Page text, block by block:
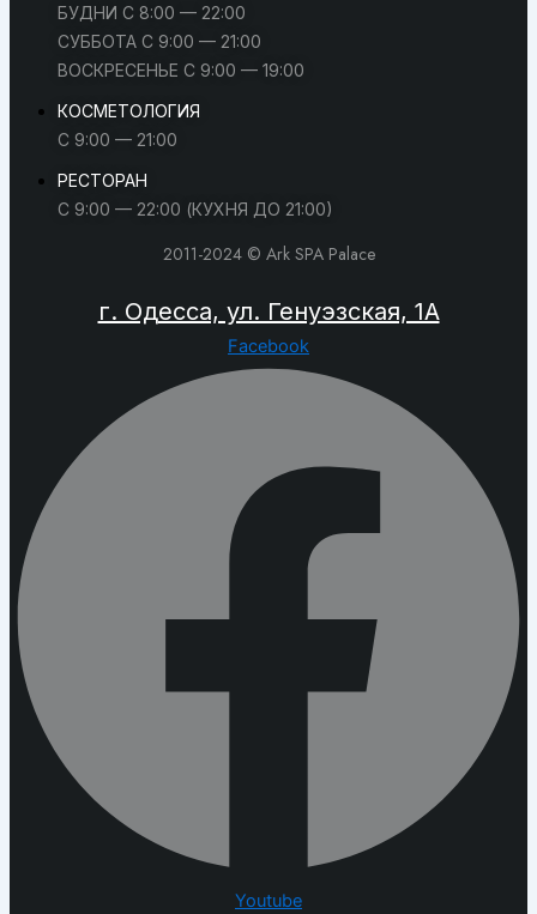
БУДНИ С 8:00 — 22:00
СУББОТА С 9:00 — 21:00
ВОСКРЕСЕНЬЕ С 9:00 — 19:00
КОСМЕТОЛОГИЯ
С 9:00 — 21:00
РЕСТОРАН
С 9:00 — 22:00 (КУХНЯ ДО 21:00)
2011-2024 © Ark SPA Palace
г. Одесса, ул. Генуэзская, 1А
Facebook
Youtube